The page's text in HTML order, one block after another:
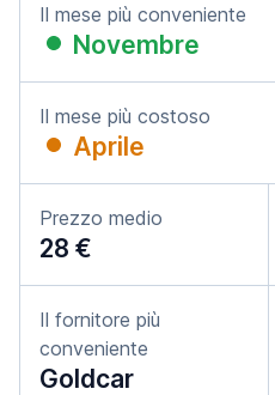
Il mese più conveniente
Novembre
Il mese più costoso
Aprile
Prezzo medio
28 €
Il fornitore più
conveniente
Goldcar